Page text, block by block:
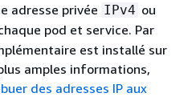
adresse privée IPv4 ou
pod et service. Par
est installé sur
amples informations,
des adresses IP aux